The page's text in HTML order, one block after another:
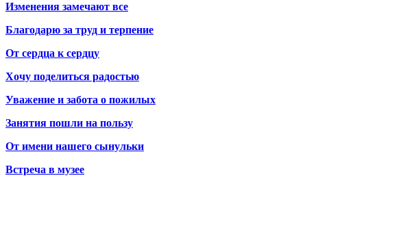
Изменения замечают все
Благодарю за труд и терпение
От сердца к сердцу
Хочу поделиться радостью
Уважение и забота о пожилых
Занятия пошли на пользу
От имени нашего сынульки
Встреча в музее